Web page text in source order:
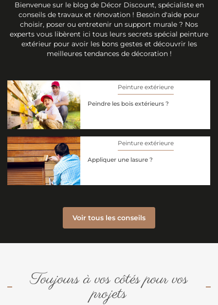
Bienvenue sur le blog de Décor Discount, spécialiste en
conseils de travaux et rénovation ! Besoin d'aide pour
choisir, poser ou entretenir un support murale ? Nos
experts vous libèrent ici tous leurs secrets spécial peinture
extérieur pour avoir les bons gestes et découvrir les
meilleures tendances de décoration !
Peinture extérieure
Peindre les bois extérieurs ?
Peinture extérieure
Appliquer une lasure ?
Voir tous les conseils
Toujours à vos côtés pour vos
projets